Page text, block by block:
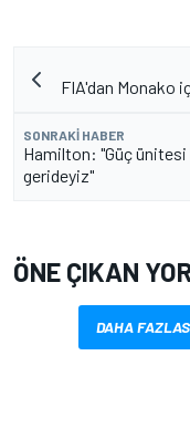
FIA'dan Monako
SONRAKI HABER
Hamilton: "Güç
gerideyiz"
ÖNE ÇIKAN
DAHA